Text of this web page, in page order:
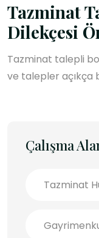
Tazminat
Dilekçesi
Tazminat talepli
ve talepler açıkça
Çalışma
Tazminat